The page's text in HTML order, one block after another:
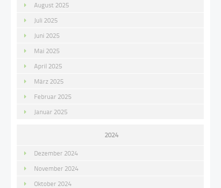
August 2025
Juli 2025
Juni 2025
Mai 2025
April 2025
März 2025
Februar 2025
Januar 2025
2024
Dezember 2024
November 2024
Oktober 2024